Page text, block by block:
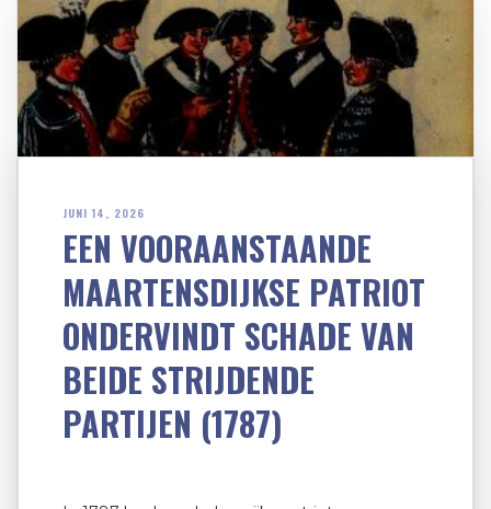
JUNI 14, 2026
EEN VOORAANSTAANDE
MAARTENSDIJKSE PATRIOT
ONDERVINDT SCHADE VAN
BEIDE STRIJDENDE
PARTIJEN (1787)